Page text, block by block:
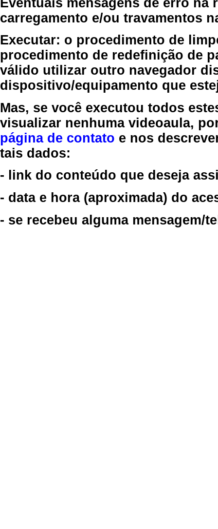
carregamento e/ou travamentos
Executar: o procedimento de
procedimento de redefinição de
válido utilizar outro navegador
dispositivo/equipamento que
Mas, se você executou todos
visualizar nenhuma videoaula,
página de contato e nos
tais dados:
- link do conteúdo que deseja
- data e hora (aproximada) do
- se recebeu alguma mensagem/